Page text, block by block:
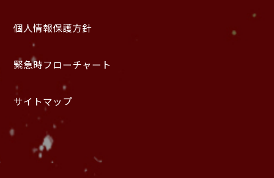
個人情報保護方針
緊急時フローチャート
サイトマップ